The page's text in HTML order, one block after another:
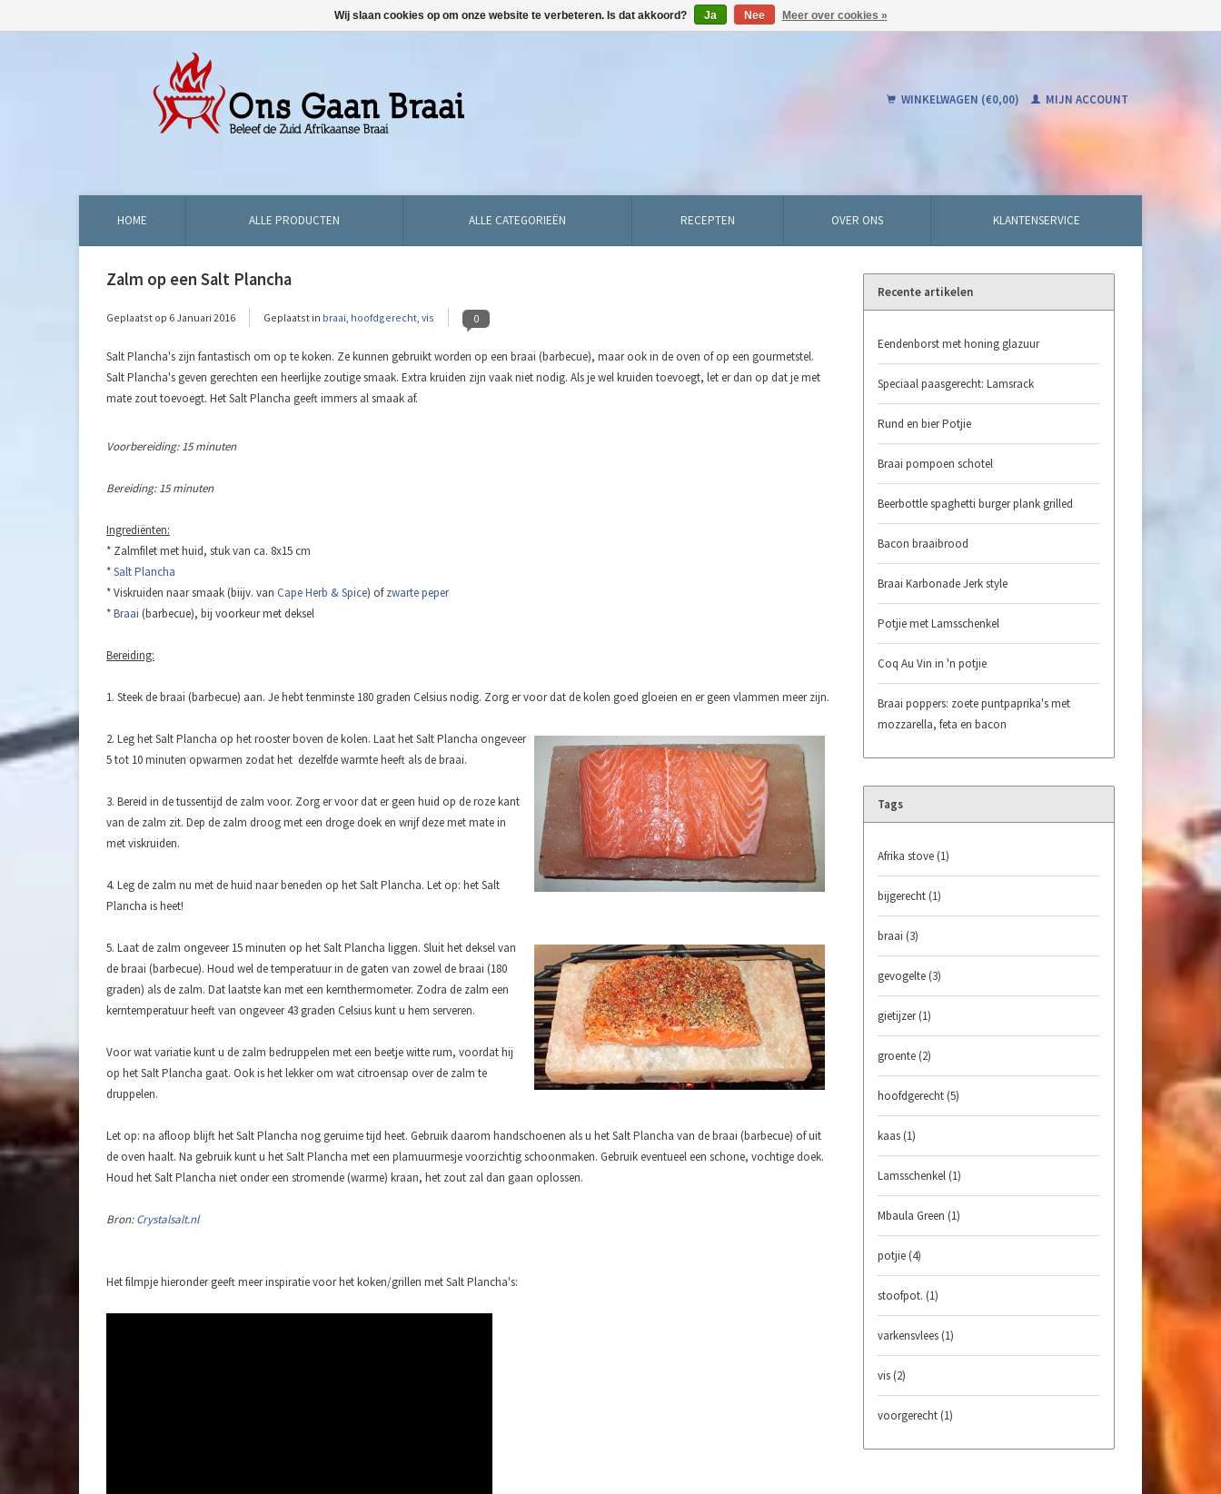
WINKELWAGEN (€0,00) MIJN ACCOUNT
HOME ALLE PRODUCTEN ALLE CATEGORIEËN RECEPTEN OVER ONS KLANTENSERVICE
Zalm op een Salt Plancha
Geplaatst op 6 Januari 2016 Geplaatst in braai, hoofdgerecht, vis 0
Salt Plancha's zijn fantastisch om op te koken. Ze kunnen gebruikt worden op een braai (barbecue), maar ook in de oven of op een gourmetstel.
Salt Plancha's geven gerechten een heerlijke zoutige smaak. Extra kruiden zijn vaak niet nodig. Als je wel kruiden toevoegt, let er dan op dat je met
mate zout toevoegt. Het Salt Plancha geeft immers al smaak af.
Voorbereiding: 15 minuten
Bereiding: 15 minuten
Ingrediënten:
* Zalmfilet met huid, stuk van ca. 8x15 cm
*Salt Plancha
* Viskruiden naar smaak (biijv. van Cape Herb & Spice) ofzwarte peper
*Braai (barbecue), bij voorkeur met deksel
Bereiding:
1. Steek de braai (barbecue) aan. Je hebt tenminste 180 graden Celsius nodig. Zorg er voor dat de kolen goed gloeien en er geen vlammen meer zijn.
2. Leg het Salt Plancha op het rooster boven de kolen. Laat het Salt Plancha ongeveer
5 tot 10 minuten opwarmen zodat het dezelfde warmte heeft als de braai.
3. Bereid in de tussentijd de zalm voor. Zorg er voor dat er geen huid op de roze kant
van de zalm zit. Dep de zalm droog met een droge doek en wrijf deze met mate in
met viskruiden.
4. Leg de zalm nu met de huid naar beneden op het Salt Plancha. Let op: het Salt
Plancha is heet!
5. Laat de zalm ongeveer 15 minuten op het Salt Plancha liggen. Sluit het deksel van
de braai (barbecue). Houd wel de temperatuur in de gaten van zowel de braai (180
graden) als de zalm. Dat laatste kan met een kernthermometer. Zodra de zalm een
kerntemperatuur heeft van ongeveer 43 graden Celsius kunt u hem serveren.
Voor wat variatie kunt u de zalm bedruppelen met een beetje witte rum, voordat hij
op het Salt Plancha gaat. Ook is het lekker om wat citroensap over de zalm te
druppelen.
Let op: na afloop blijft het Salt Plancha nog geruime tijd heet. Gebruik daarom handschoenen als u het Salt Plancha van de braai (barbecue) of uit
de oven haalt. Na gebruik kunt u het Salt Plancha met een plamuurmesje voorzichtig schoonmaken. Gebruik eventueel een schone, vochtige doek.
Houd het Salt Plancha niet onder een stromende (warme) kraan, het zout zal dan gaan oplossen.
Bron:Crystalsalt.nl
Het filmpje hieronder geeft meer inspiratie voor het koken/grillen met Salt Plancha's:
Recente artikelen
Eendenborst met honing glazuur
Speciaal paasgerecht: Lamsrack
Rund en bier Potjie
Braai pompoen schotel
Beerbottle spaghetti burger plank grilled
Bacon braaibrood
Braai Karbonade Jerk style
Potjie met Lamsschenkel
Coq Au Vin in 'n potjie
Braai poppers: zoete puntpaprika's met
mozzarella, feta en bacon
Tags
Afrika stove (1)
bijgerecht (1)
braai (3)
gevogelte (3)
gietijzer(1)
groente (2)
hoofdgerecht (5)
kaas (1)
Lamsschenkel (1)
Mbaula Green (1)
potjie (4)
stoofpot. (1)
varkensvlees (1)
vis (2)
voorgerecht (1)
Wij slaan cookies op om onze website te verbeteren. Is dat akkoord? Ja Nee Meer over cookies »